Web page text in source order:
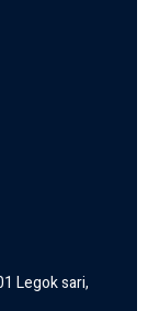
Legok sari,